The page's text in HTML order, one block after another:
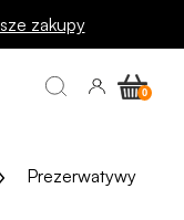
zakupy
Prezerwatywy